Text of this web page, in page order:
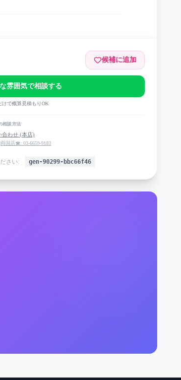
ング
候補に追加
雰囲気で相談する
けで概算見積もりOK
相談方法
合わせ (本店)
|両国店☎: 03-6659-9183
さい: gen-90299-bbc66f46